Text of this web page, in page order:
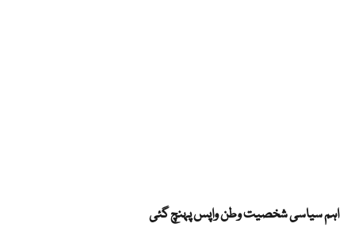
اہم سیاسی شخصیت وطن واپس پہنچ گئی